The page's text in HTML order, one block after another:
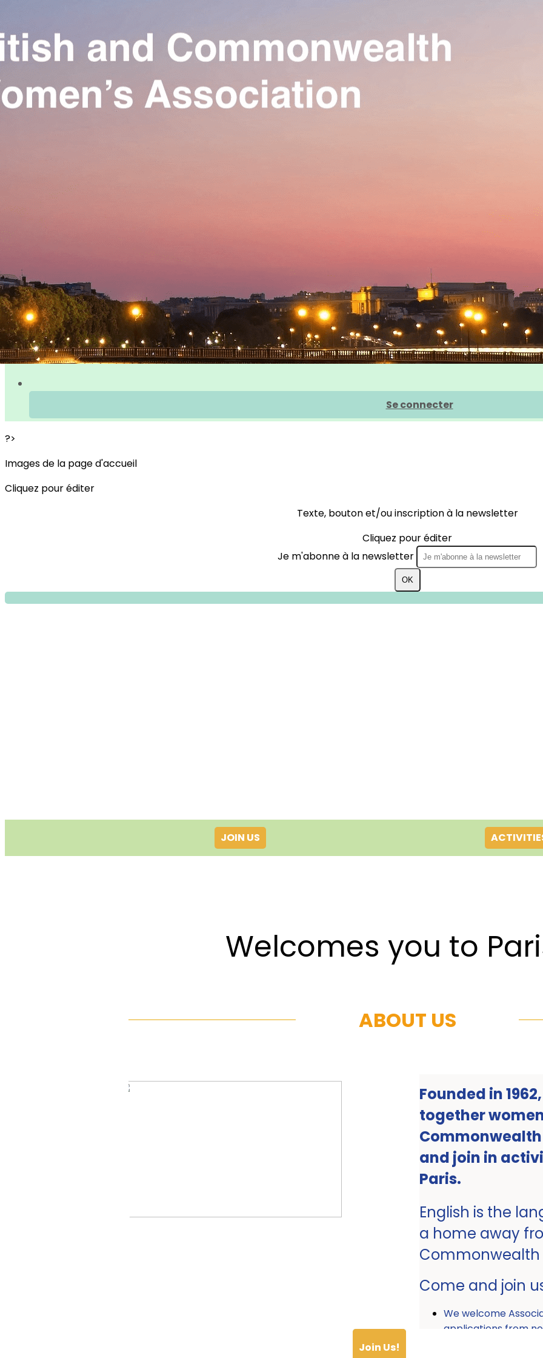
Exporter uniquement les colonnes affichées
Ajoutez un logo, un bouton, des réseaux sociaux
Se connecter
?>
Images de la page d'accueil
Cliquez pour éditer
Texte, bouton et/ou inscription à la newsletter
Cliquez pour éditer
Je m'abonne à la newsletter
OK
JOIN US
Welcomes you to
ABOUT US
Founded in
together
and join in
Paris.
English is the
a home away
Come and join
We welcome
applications from
Join Us!